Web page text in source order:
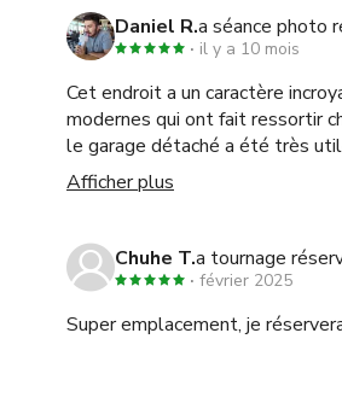
Daniel R.a séance photo
il y a 10 mois
Cet endroit a un caractère
modernes qui ont fait ressortir
le garage détaché a été très
serviable et a fait en sorte que
recommande vivement,
Afficher plus
Chuhe T.a tournage
février 2025
Super emplacement, je